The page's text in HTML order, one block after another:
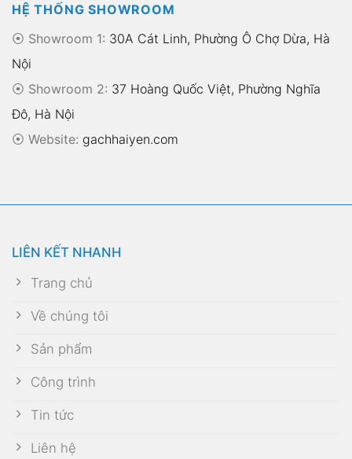
HỆ THỐNG SHOWROOM
⦿ Showroom 1: 30A Cát Linh, Phường Ô Chợ Dừa, Hà
Nội
⦿ Showroom 2: 37 Hoàng Quốc Việt, Phường Nghĩa
Đô, Hà Nội
⦿ Website: gachhaiyen.com
LIÊN KẾT NHANH
Trang chủ
Về chúng tôi
Sản phẩm
Công trình
Tin tức
Liên hệ